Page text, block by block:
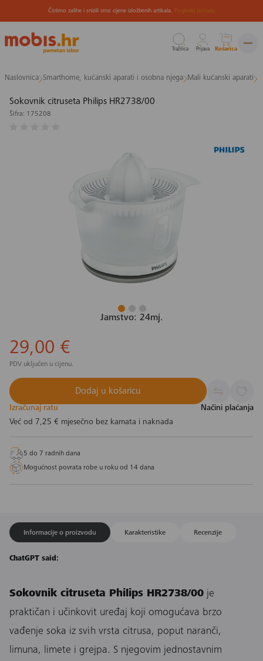
na
sadržaj
Čistimo zalihe i snizili smo cijene izložbenih artikala. Pogledaj ponudu
Tražilica Prijava Košarica
Naslovnica Smarthome, kućanski aparati i osobna njega Mali kućanski aparati
Sokovnik citruseta Philips HR2738/00
Šifra: 175208
Jamstvo: 24mj.
29,00 €
PDV uključen u cijenu.
Dodaj u košaricu
Izračunaj ratu
Načini plaćanja
Već od 7,25 € mjesečno bez kamata i naknada
5 do 7 radnih dana
Mogućnost povrata robe u roku od 14 dana
Informacije o proizvodu Karakteristike Recenzije
ChatGPT said:
Sokovnik citruseta Philips HR2738/00 je
praktičan i učinkovit uređaj koji omogućava brzo
vađenje soka iz svih vrsta citrusa, poput naranči,
limuna, limete i grejpa. S njegovim jednostavnim